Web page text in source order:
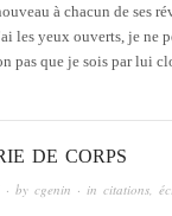
à chacun de ses
les yeux ouverts, je ne
pas que je sois par lui
DE CORPS
· by cgenin · in citations,